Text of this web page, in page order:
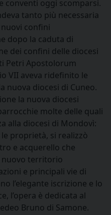
conventi oggi scomparsi.
tanto più necessaria
confini
dopo la caduta di
dei confini delle diocesi
Petri Apostolorum
VII aveva ridefinito le
nuova diocesi di Cuneo.
la nuova diocesi
molte delle quali
alla diocesi di Mondovì:
proprietà, si realizzò
e acquerello che
nuovo territorio
e principali vie di
l’elegante iscrizione e lo
l’opera è dedicata al
Bruno di Samone.